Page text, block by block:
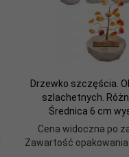
Drzewko szczęścia.
szlachetnych.
Średnica 6 cm
Cena widoczna po
Zawartość opakowania